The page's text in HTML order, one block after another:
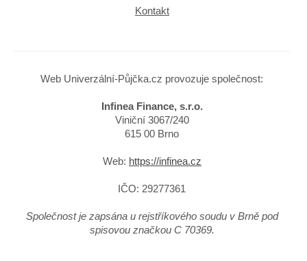
Kontakt
Web Univerzální-Půjčka.cz provozuje společnost:
Infinea Finance, s.r.o.
Viniční 3067/240
615 00 Brno
Web: https://infinea.cz
IČO: 29277361
Společnost je zapsána u rejstříkového soudu v Brně pod
spisovou značkou C 70369.